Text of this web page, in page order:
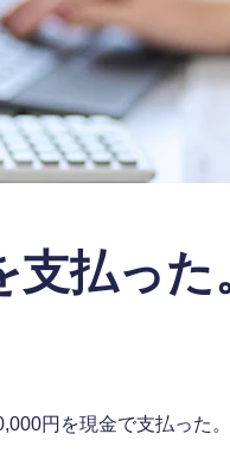
払った
円を現金で支払った。